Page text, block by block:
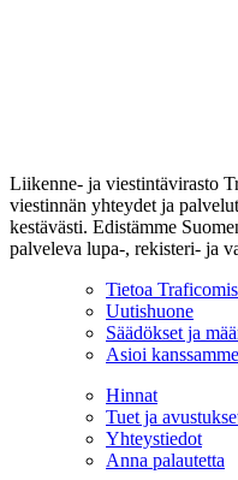
Liikenne- ja viestintävirasto
viestinnän yhteydet ja
kestävästi. Edistämme
palveleva lupa-, rekisteri- ja
Tietoa
Uutishuone
Säädökset ja
Asioi kanssamme
Hinnat
Tuet ja
Yhteystiedot
Anna palautetta